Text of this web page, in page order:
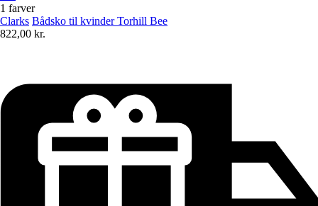
1 farver
Clarks Bådsko til kvinder Torhill Bee
822,00 kr.